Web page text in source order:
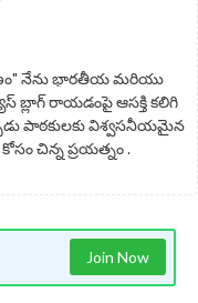
నేను భారతీయ మరియు
బ్లాగ్ రాయడంపై ఆసక్తి కలిగి
పాఠకులకు విశ్వసనీయమైన
చిన్న ప్రయత్నం .
Join Now